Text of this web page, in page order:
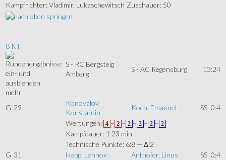
Kampfrichter: Vladimir, Lukaschewitsch Zuschauer: 50
8 KT
mehr
S - RC Bergsteig
Amberg
S - AC Regensburg 13:24
G 29
Konovalov,
Konstantin
Koch, Emanuel SS 0:4
Wertungen: 4 – 2 – 2 – 2 – 2 – 2
Kampfdauer: 1:23 min
Technische Punkte: 6:8 — Δ:2
G 31 Hepp, Lennox Anthofer, Linus SS 0:4